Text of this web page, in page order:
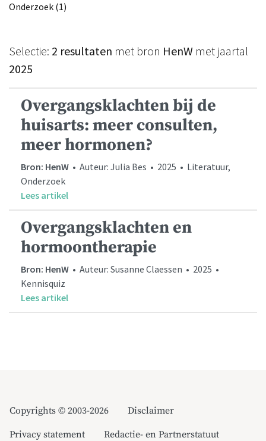
Onderzoek (1)
Selectie: 2 resultaten met bron HenW met jaartal
2025
Overgangsklachten bij de
huisarts: meer consulten,
meer hormonen?
Bron: HenW • Auteur: Julia Bes • 2025 • Literatuur,
Onderzoek
Lees artikel
Overgangsklachten en
hormoontherapie
Bron: HenW • Auteur: Susanne Claessen • 2025 •
Kennisquiz
Lees artikel
Copyrights © 2003-2026
Disclaimer
Privacy statement
Redactie- en Partnerstatuut